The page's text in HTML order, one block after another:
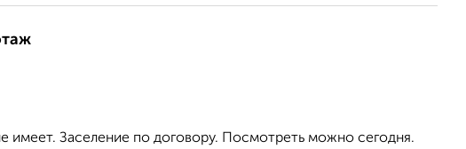
Заселение по договору. Посмотреть можно сегодня.